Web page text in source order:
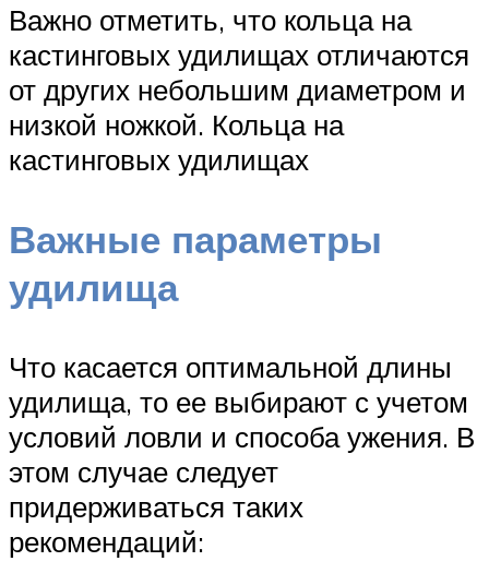
Важно отметить, что кольца на
кастинговых удилищах отличаются
от других небольшим диаметром и
низкой ножкой. Кольца на
кастинговых удилищах
Важные параметры
удилища
Что касается оптимальной длины
удилища, то ее выбирают с учетом
условий ловли и способа ужения. В
этом случае следует
придерживаться таких
рекомендаций: